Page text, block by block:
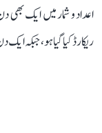
ریکارڈ کیا گیا ہو، جبکہ